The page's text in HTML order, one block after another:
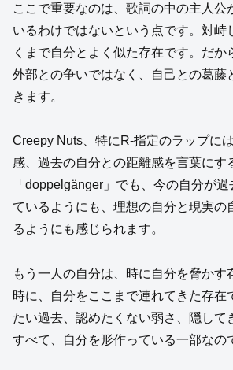
ここで重要なのは、歌詞の中の主人公
いるわけではないという点です。対峙
くまで自分とよく似た存在です。だか
外部との争いではなく、自己との葛藤
きます。
Creepy Nuts、特にR-指定のラップに
感、過去の自分との距離感を言葉にす
「doppelgänger」でも、今の自分が
ているようにも、理想の自分と現実の
るようにも感じられます。
もう一人の自分は、時に自分を脅かす
時に、自分をここまで連れてきた存在
たい過去、認めたくない弱さ、隠して
すべて、自分を形作っている一部なの